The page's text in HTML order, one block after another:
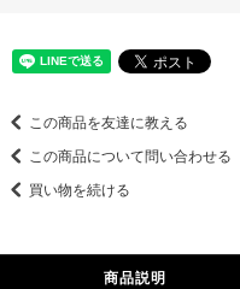
この商品を友達に教える
この商品について問い合わせる
買い物を続ける
商品説明